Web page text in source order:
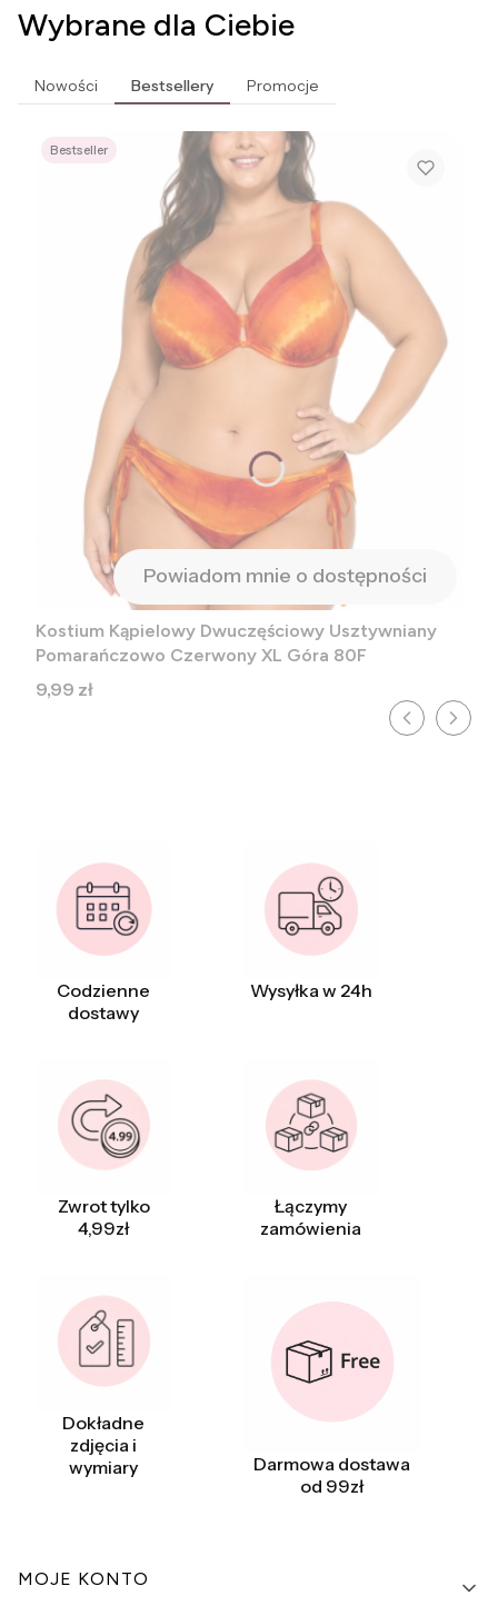
Wybrane dla Ciebie
Nowości Bestsellery Promocje
Bestseller
Powiadom mnie o dostępności
Kostium Kąpielowy Dwuczęściowy Usztywniany
Pomarańczowo Czerwony XL Góra 80F
Cena
9,99 zł
Codzienne
dostawy
Wysyłka w 24h
Zwrot tylko
4,99zł
Łączymy
zamówienia
Dokładne
zdjęcia i
wymiary
Darmowa dostawa
od 99zł
Linki w stopce
MOJE KONTO